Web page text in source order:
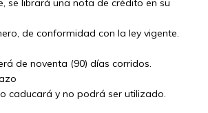
se librará una nota de crédito en su
de conformidad con la ley vigente.
de noventa (90) días corridos.
caducará y no podrá ser utilizado.